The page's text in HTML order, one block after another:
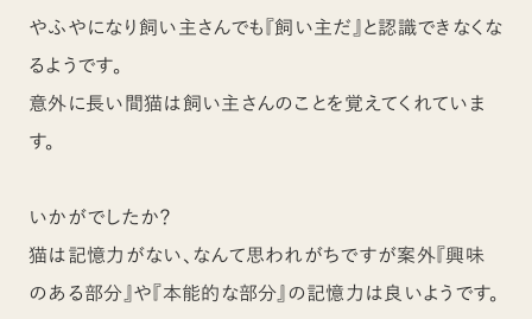
やふやになり飼い主さんでも『飼い主だ』と認識できなくな
るようです。
意外に長い間猫は飼い主さんのことを覚えてくれていま
す。
いかがでしたか？
猫は記憶力がない、なんて思われがちですが案外『興味
のある部分』や『本能的な部分』の記憶力は良いようです。